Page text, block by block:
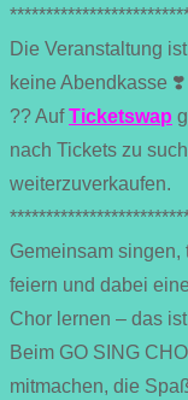
Die Veranstaltung
keine Abendkasse ❣️
?? AufTicketswap
nach Tickets zu
weiterzuverkaufen.
Gemeinsam singen,
feiern und dabei
Chor lernen – das
Beim GO SING
mitmachen, die